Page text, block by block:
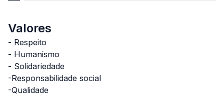
Valores
- Respeito
- Humanismo
- Solidariedade
-Responsabilidade social
-Qualidade